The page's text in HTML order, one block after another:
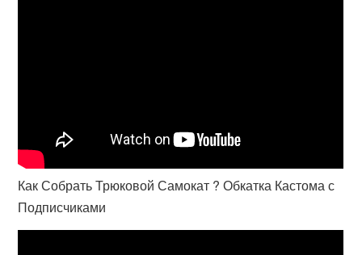
Как Собрать Трюковой Самокат ? Обкатка Кастома с
Подписчиками